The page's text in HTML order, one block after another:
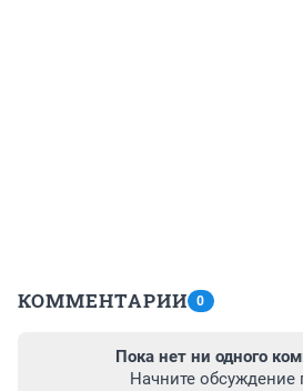
КОММЕНТАРИИ 0
Пока нет ни одного
Начните